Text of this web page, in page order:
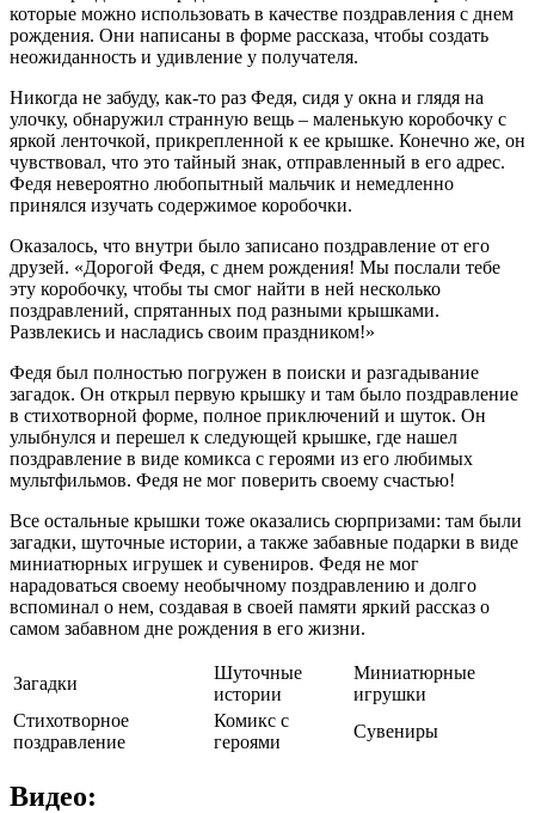
которые можно использовать в качестве поздравления с днем
рождения. Они написаны в форме рассказа, чтобы создать
неожиданность и удивление у получателя.
Никогда не забуду, как-то раз Федя, сидя у окна и глядя на
улочку, обнаружил странную вещь – маленькую коробочку с
яркой ленточкой, прикрепленной к ее крышке. Конечно же, он
чувствовал, что это тайный знак, отправленный в его адрес.
Федя невероятно любопытный мальчик и немедленно
принялся изучать содержимое коробочки.
Оказалось, что внутри было записано поздравление от его
друзей. «Дорогой Федя, с днем рождения! Мы послали тебе
эту коробочку, чтобы ты смог найти в ней несколько
поздравлений, спрятанных под разными крышками.
Развлекись и насладись своим праздником!»
Федя был полностью погружен в поиски и разгадывание
загадок. Он открыл первую крышку и там было поздравление
в стихотворной форме, полное приключений и шуток. Он
улыбнулся и перешел к следующей крышке, где нашел
поздравление в виде комикса с героями из его любимых
мультфильмов. Федя не мог поверить своему счастью!
Все остальные крышки тоже оказались сюрпризами: там были
загадки, шуточные истории, а также забавные подарки в виде
миниатюрных игрушек и сувениров. Федя не мог
нарадоваться своему необычному поздравлению и долго
вспоминал о нем, создавая в своей памяти яркий рассказ о
самом забавном дне рождения в его жизни.
Загадки
Шуточные
истории
Миниатюрные
игрушки
Стихотворное
поздравление
Комикс с
героями
Сувениры
Видео: